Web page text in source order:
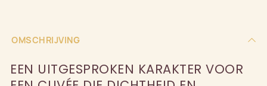
OMSCHRIJVING
EEN UITGESPROKEN KARAKTER VOOR